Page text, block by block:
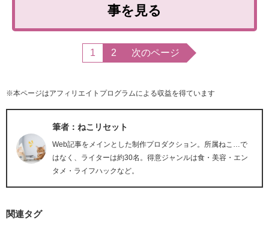
事を見る
1 2 次のページ
※本ページはアフィリエイトプログラムによる収益を得ています
筆者：ねこリセット
Web記事をメインとした制作プロダクション。所属ねこ…で
はなく、ライターは約30名。得意ジャンルは食・美容・エン
タメ・ライフハックなど。
関連タグ